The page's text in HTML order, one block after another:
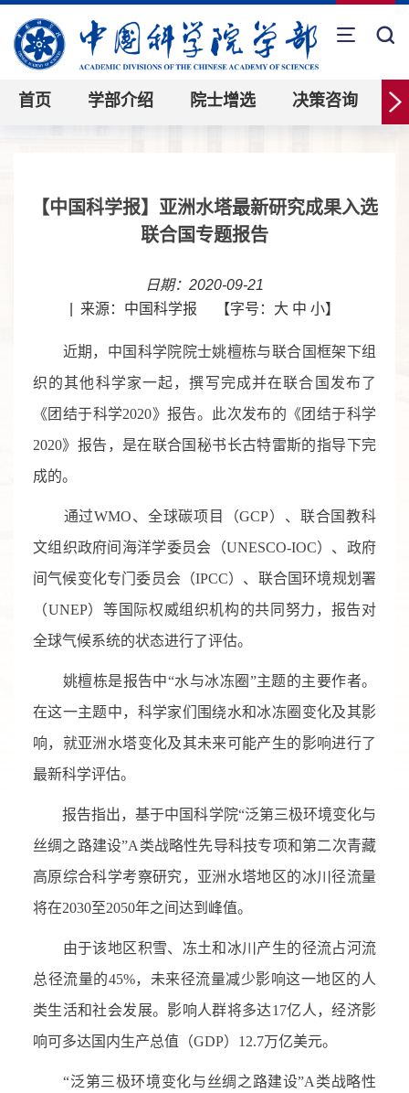
首页 学部介绍 院士增选 决策咨询
【中国科学报】亚洲水塔最新研究成果入选
联合国专题报告
日期：2020-09-21
来源：中国科学报 【字号： 大 中 小】
近期，中国科学院院士姚檀栋与联合国框架下组
织的其他科学家一起，撰写完成并在联合国发布了
《团结于科学2020》报告。此次发布的《团结于科学
2020》报告，是在联合国秘书长古特雷斯的指导下完
成的。
通过WMO、全球碳项目（GCP）、联合国教科
文组织政府间海洋学委员会（UNESCO-IOC）、政府
间气候变化专门委员会（IPCC）、联合国环境规划署
（UNEP）等国际权威组织机构的共同努力，报告对
全球气候系统的状态进行了评估。
姚檀栋是报告中“水与冰冻圈”主题的主要作者。
在这一主题中，科学家们围绕水和冰冻圈变化及其影
响，就亚洲水塔变化及其未来可能产生的影响进行了
最新科学评估。
报告指出，基于中国科学院“泛第三极环境变化与
丝绸之路建设”A类战略性先导科技专项和第二次青藏
高原综合科学考察研究，亚洲水塔地区的冰川径流量
将在2030至2050年之间达到峰值。
由于该地区积雪、冻土和冰川产生的径流占河流
总径流量的45%，未来径流量减少影响这一地区的人
类生活和社会发展。影响人群将多达17亿人，经济影
响可多达国内生产总值（GDP）12.7万亿美元。
“泛第三极环境变化与丝绸之路建设”A类战略性